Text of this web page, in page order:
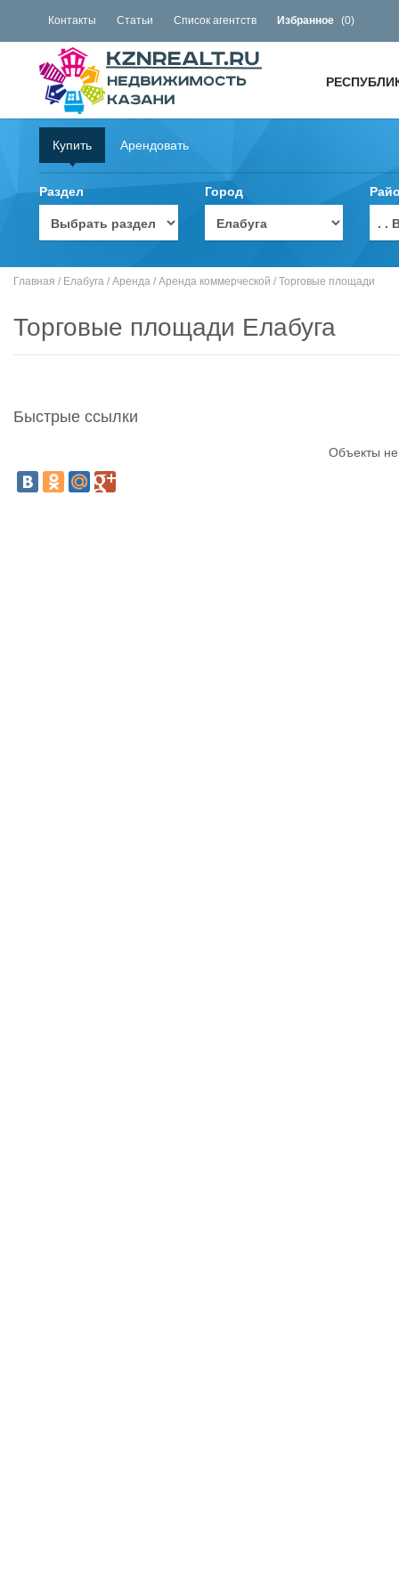
Контакты Статьи Список агентств Избранное (0)
Купить Арендовать
Раздел Город
. .
Главная / Елабуга / Аренда / Аренда коммерческой / Торговые площади
Торговые площади Елабуга
Быстрые ссылки
Объекты